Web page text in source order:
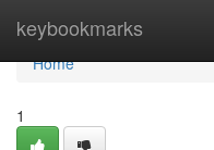
keybookmarks
Home
Home
1